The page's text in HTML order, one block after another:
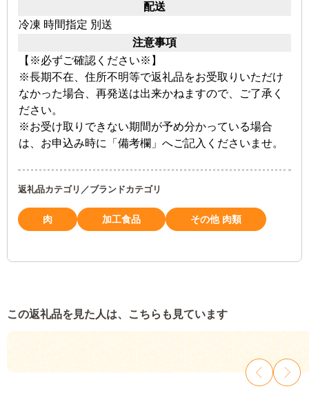
配送
冷凍 時間指定 別送
注意事項
【※必ずご確認ください※】
※長期不在、住所不明等で返礼品をお受取りいただけ
なかった場合、再発送は出来かねますので、ご了承く
ださい。
※お受け取りできない期間が予め分かっている場合
は、お申込み時に「備考欄」へご記入くださいませ。
返礼品カテゴリ／ブランドカテゴリ
肉 加工食品 その他 肉類
この返礼品を見た人は、こちらも見ています